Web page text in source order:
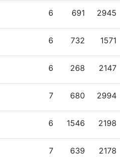
6 691 2945
6 732 1571
6 268 2147
7 680 2994
6 1546 2198
7 639 2178